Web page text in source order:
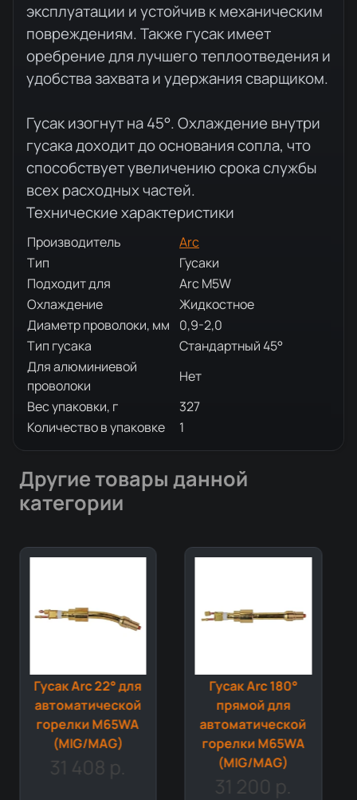
эксплуатации и устойчив к механическим
повреждениям. Также гусак имеет
оребрение для лучшего теплоотведения и
удобства захвата и удержания сварщиком.
Гусак изогнут на 45°. Охлаждение внутри
гусака доходит до основания сопла, что
способствует увеличению срока службы
всех расходных частей.
Технические характеристики
Производитель
Arc
Тип
Гусаки
Подходит для
Arc M5W
Охлаждение
Жидкостное
Диаметр проволоки, мм
0,9-2,0
Тип гусака
Стандартный 45°
Для алюминиевой
проволоки
Нет
Вес упаковки, г
327
Количество в упаковке
1
Другие товары данной
категории
Гусак Arc 22° для
автоматической
горелки M65WA
(MIG/MAG)
31 408 р.
Гусак Arc 180°
прямой для
автоматической
горелки M65WA
(MIG/MAG)
31 200 р.